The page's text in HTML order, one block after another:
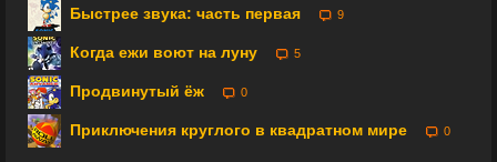
Быстрее звука: часть первая 9
Когда ежи воют на луну 5
Продвинутый ёж 0
Приключения круглого в квадратном мире 0